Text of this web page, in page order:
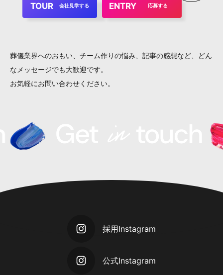
会社見学する
TOUR 応募する
ENTRY
葬儀業界へのおもい、チーム作りの悩み、 記事の感想など、どん
なメッセージでも大歓迎です。
お気軽にお問い合わせください。
採用Instagram
公式Instagram